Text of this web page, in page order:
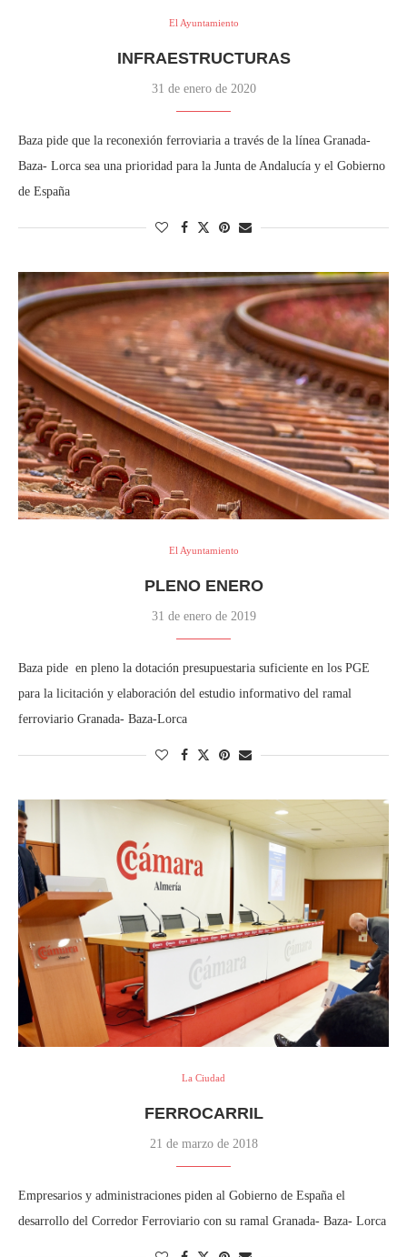
El Ayuntamiento
INFRAESTRUCTURAS
31 de enero de 2020
Baza pide que la reconexión ferroviaria a través de la línea Granada-
Baza- Lorca sea una prioridad para la Junta de Andalucía y el Gobierno
de España
El Ayuntamiento
PLENO ENERO
31 de enero de 2019
Baza pide en pleno la dotación presupuestaria suficiente en los PGE
para la licitación y elaboración del estudio informativo del ramal
ferroviario Granada- Baza-Lorca
La Ciudad
FERROCARRIL
21 de marzo de 2018
Empresarios y administraciones piden al Gobierno de España el
desarrollo del Corredor Ferroviario con su ramal Granada- Baza- Lorca